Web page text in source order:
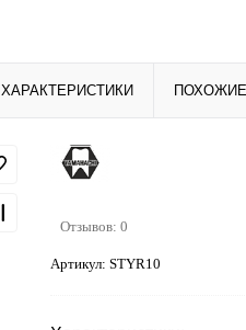
ХАРАКТЕРИСТИКИ
Отзывов: 0
Артикул: STYR10